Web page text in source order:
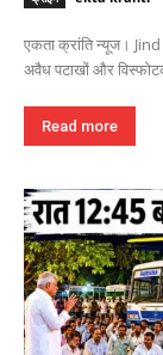
एकता क्रांति न्यूज। Jind
अवैध पटाखों और
Read more